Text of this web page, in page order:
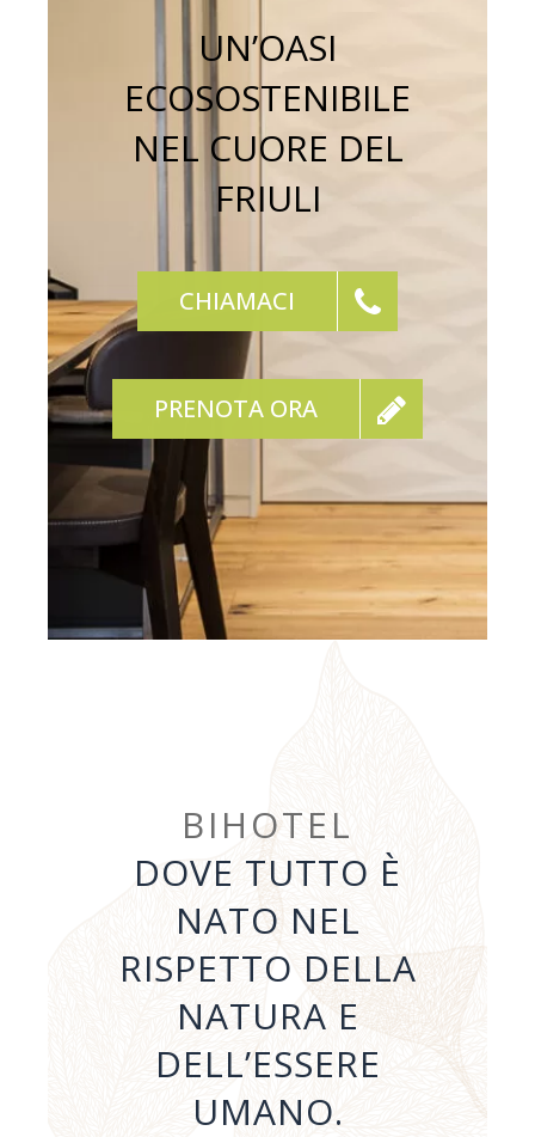
UN’OASI
ECOSOSTENIBILE
NEL CUORE DEL
FRIULI
CHIAMACI
PRENOTA ORA
BIHOTEL
DOVE TUTTO È
NATO NEL
RISPETTO DELLA
NATURA E
DELL’ESSERE
UMANO.